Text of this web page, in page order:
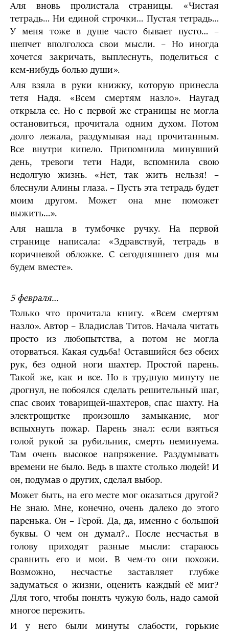
Аля вновь пролистала страницы. «Чистая
тетрадь… Ни единой строчки… Пустая тетрадь…
У меня тоже в душе часто бывает пусто… –
шепчет вполголоса свои мысли. – Но иногда
хочется закричать, выплеснуть, поделиться с
кем-нибудь болью души».
Аля взяла в руки книжку, которую принесла
тетя Надя. «Всем смертям назло». Наугад
открыла ее. Но с первой же страницы не могла
остановиться, прочитала одним духом. Потом
долго лежала, раздумывая над прочитанным.
Все внутри кипело. Припомнила минувший
день, тревоги тети Нади, вспомнила свою
недолгую жизнь. «Нет, так жить нельзя! –
блеснули Алины глаза. – Пусть эта тетрадь будет
моим другом. Может она мне поможет
выжить…».
Аля нашла в тумбочке ручку. На первой
странице написала: «Здравствуй, тетрадь в
коричневой обложке. С сегодняшнего дня мы
будем вместе».
5 февраля…
Только что прочитала книгу. «Всем смертям
назло». Автор – Владислав Титов. Начала читать
просто из любопытства, а потом не могла
оторваться. Какая судьба! Оставшийся без обеих
рук, без одной ноги шахтер. Простой парень.
Такой же, как и все. Но в трудную минуту не
дрогнул, не побоялся сделать решительный шаг,
спас своих товарищей-шахтеров, спас шахту. На
электрощитке произошло замыкание, мог
вспыхнуть пожар. Парень знал: если взяться
голой рукой за рубильник, смерть неминуема.
Там очень высокое напряжение. Раздумывать
времени не было. Ведь в шахте столько людей! И
он, подумав о других, сделал выбор.
Может быть, на его месте мог оказаться другой?
Не знаю. Мне, конечно, очень далеко до этого
паренька. Он – Герой. Да, да, именно с большой
буквы. О чем он думал?.. После несчастья в
голову приходят разные мысли: стараюсь
сравнить его и мои. В чем-то они похожи.
Возможно, несчастье заставляет глубже
задуматься о жизни, оценить каждый её миг?
Для того, чтобы понять чужую боль, надо самой
многое пережить.
И у него были минуты слабости, горькие